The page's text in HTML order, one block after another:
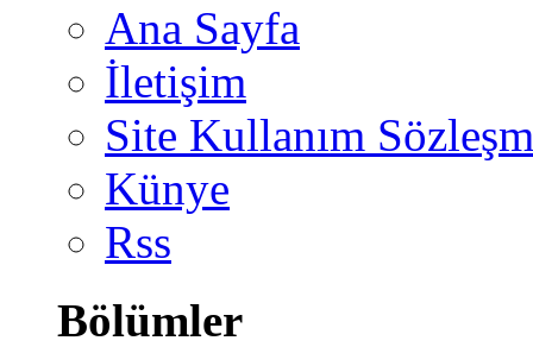
Ana Sayfa
İletişim
Site Kullanım
Künye
Rss
Bölümler